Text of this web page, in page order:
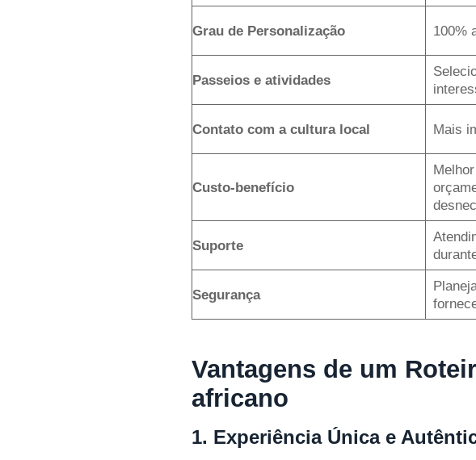
Grau de Personalização 100%
Passeios e atividades
Contato com a cultura local Mais
Custo-benefício
Suporte
Segurança
Vantagens de um
africano
1. Experiência Única e